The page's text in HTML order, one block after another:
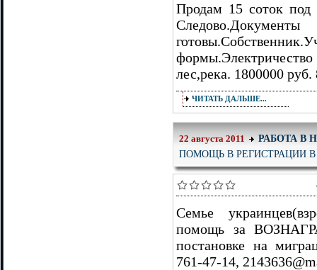
Продам 15 соток
лес,река. 1800000
ЧИТАТЬ ДАЛЬШЕ...
22 августа 2011 РАБОТА В
ПОМОЩЬ В РЕГИСТРАЦИИ
Семье
помощь за
постановке на
761-47-14,